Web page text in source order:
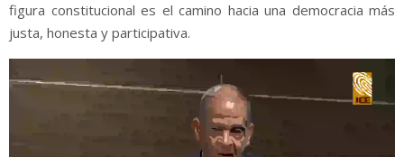
figura constitucional es el camino hacia una democracia más
justa, honesta y participativa.